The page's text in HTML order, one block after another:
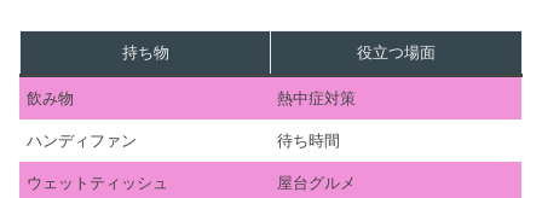
持ち物 役立つ場面
飲み物 熱中症対策
ハンディファン 待ち時間
ウェットティッシュ 屋台グルメ